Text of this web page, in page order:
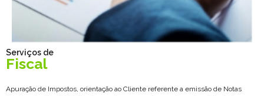
Serviços de
Fiscal
Apuração de Impostos, orientação ao Cliente referente a emissão de Notas